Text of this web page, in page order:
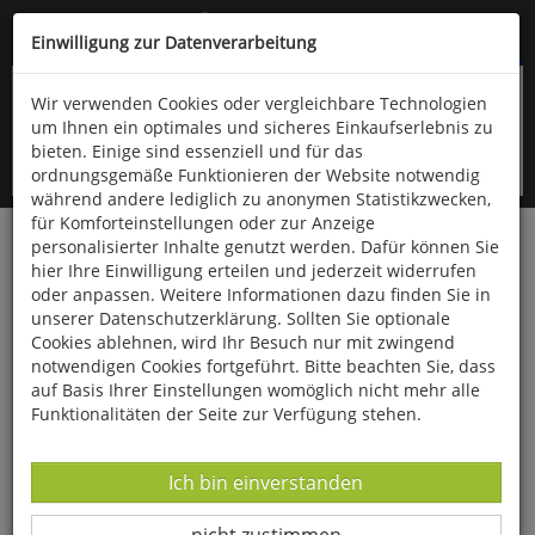
Kompletten Head der Seite überspringen
oder (06766) 9323-960
Startseite Bücher Quelle & Meyer Verlag
Fauna
Bestimmungskarten
Heimische Fledermäuse und ihrewichtigsten
Merkmale
Einwilligung zur Datenverarbeitung
Wir verwenden Cookies oder vergleichbare Technologien
um Ihnen ein optimales und sicheres Einkaufserlebnis zu
bieten. Einige sind essenziell und für das
ordnungsgemäße Funktionieren der Website notwendig
während andere lediglich zu anonymen Statistikzwecken,
für Komforteinstellungen oder zur Anzeige
personalisierter Inhalte genutzt werden. Dafür können Sie
hier Ihre Einwilligung erteilen und jederzeit widerrufen
oder anpassen. Weitere Informationen dazu finden Sie in
unserer Datenschutzerklärung. Sollten Sie optionale
Cookies ablehnen, wird Ihr Besuch nur mit zwingend
notwendigen Cookies fortgeführt. Bitte beachten Sie, dass
auf Basis Ihrer Einstellungen womöglich nicht mehr alle
Funktionalitäten der Seite zur Verfügung stehen.
Datenverarbeitung -
Ich bin einverstanden